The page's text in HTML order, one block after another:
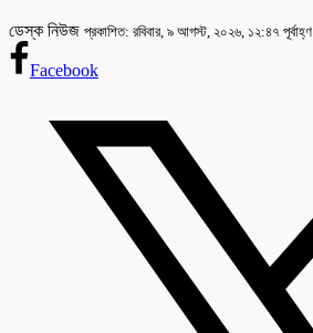
ডেস্ক নিউজ প্রকাশিত: রবিবার, ৯ আগস্ট, ২০২৬, ১২:৪৭ পূর্বাহ্ণ
Facebook